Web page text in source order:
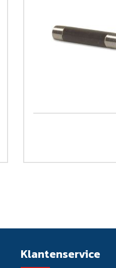
Klantenservice